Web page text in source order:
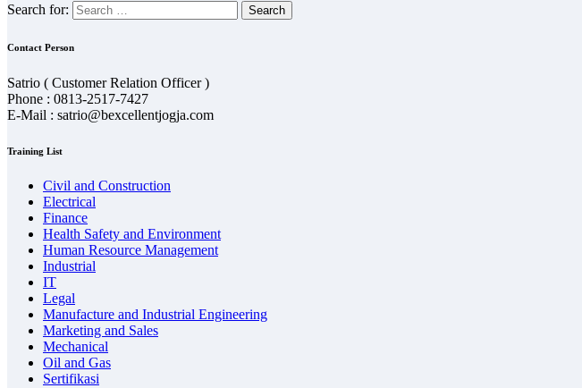
Search for:
Contact Person
Satrio ( Customer Relation Officer )
Phone : 0813-2517-7427
E-Mail : satrio@bexcellentjogja.com
Training List
Civil and Construction
Electrical
Finance
Health Safety and Environment
Human Resource Management
Industrial
IT
Legal
Manufacture and Industrial Engineering
Marketing and Sales
Mechanical
Oil and Gas
Sertifikasi